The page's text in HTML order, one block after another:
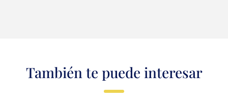
También te puede interesar